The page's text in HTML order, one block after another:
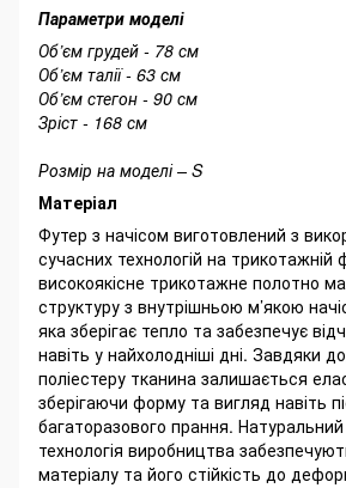
Параметри моделі
Об’єм грудей - 78 см
Об’єм талії - 63 см
Об’єм стегон - 90 см
Зріст - 168 см
Розмір на моделі – S
Матеріал
Футер з начісом виготовлений з
сучасних технологій на трикотажній
високоякісне трикотажне полотно
структуру з внутрішньою м’якою
яка зберігає тепло та забезпечує
навіть у найхолодніші дні. Завдяки
поліестеру тканина залишається
зберігаючи форму та вигляд навіть
багаторазового прання.
технологія виробництва
матеріалу та його стійкість до